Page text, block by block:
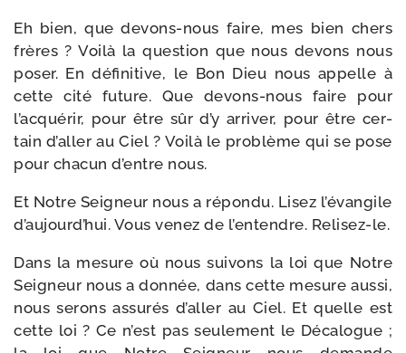
Eh bien, que devons-​nous faire, mes bien chers
frères ? Voilà la ques­tion que nous devons nous
poser. En défi­ni­tive, le Bon Dieu nous appelle à
cette cité future. Que devons-​nous faire pour
l’acquérir, pour être sûr d’y arri­ver, pour être cer­
tain d’aller au Ciel ? Voilà le pro­blème qui se pose
pour cha­cun d’entre nous.
Et Notre Seigneur nous a répon­du. Lisez l’évangile
d’aujourd’hui. Vous venez de l’entendre. Relisez-le.
Dans la mesure où nous sui­vons la loi que Notre
Seigneur nous a don­née, dans cette mesure aus­si,
nous serons assu­rés d’aller au Ciel. Et quelle est
cette loi ? Ce n’est pas seule­ment le Décalogue ;